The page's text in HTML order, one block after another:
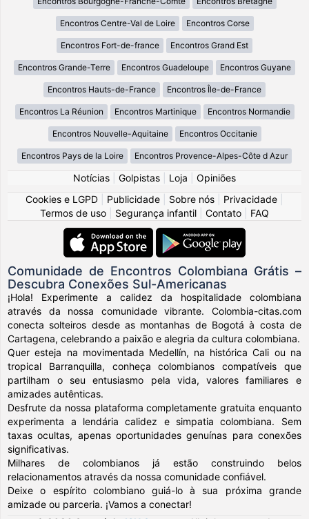
Encontros Centre-Val de Loire Encontros Corse
Encontros Fort-de-france Encontros Grand Est
Encontros Grande-Terre Encontros Guadeloupe Encontros Guyane
Encontros Hauts-de-France Encontros Île-de-France
Encontros La Réunion Encontros Martinique Encontros Normandie
Encontros Nouvelle-Aquitaine Encontros Occitanie
Encontros Pays de la Loire Encontros Provence-Alpes-Côte d Azur
Notícias Golpistas Loja
Opiniões
Cookies e LGPD
Publicidade Sobre nós Privacidade
Termos de uso
Segurança infantil Contato FAQ
Comunidade de Encontros Colombiana Grátis –
Descubra Conexões Sul-Americanas
¡Hola! Experimente a calidez da hospitalidade colombiana
através da nossa comunidade vibrante. Colombia-citas.com
conecta solteiros desde as montanhas de Bogotá à costa de
Cartagena, celebrando a paixão e alegria da cultura colombiana.
Quer esteja na movimentada Medellín, na histórica Cali ou na
tropical Barranquilla, conheça colombianos compatíveis que
partilham o seu entusiasmo pela vida, valores familiares e
amizades autênticas.
Desfrute da nossa plataforma completamente gratuita enquanto
experimenta a lendária calidez e simpatia colombiana. Sem
taxas ocultas, apenas oportunidades genuínas para conexões
significativas.
Milhares de colombianos já estão construindo belos
relacionamentos através da nossa comunidade confiável.
Deixe o espírito colombiano guiá-lo à sua próxima grande
amizade ou parceria. ¡Vamos a conectar!